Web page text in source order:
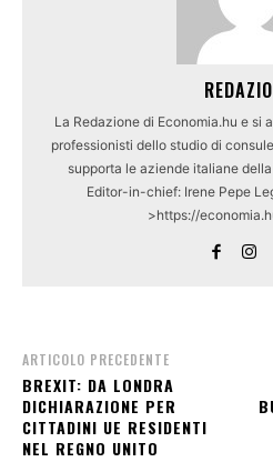
La Redazione di Economia.hu e si
professionisti dello studio di
supporta le aziende italiane
Editor-in-chief: Irene Pepe
>https://
ARTICOLO PRECEDENTE
BREXIT: DA LONDRA
DICHIARAZIONE PER
CITTADINI UE RESIDENTI
NEL REGNO UNITO